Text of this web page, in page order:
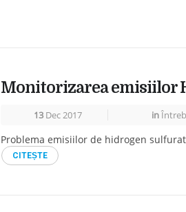
Monitorizarea emisiilor
13Dec 2017 in
Problema emisiilor de hidrogen
CITEṢTE